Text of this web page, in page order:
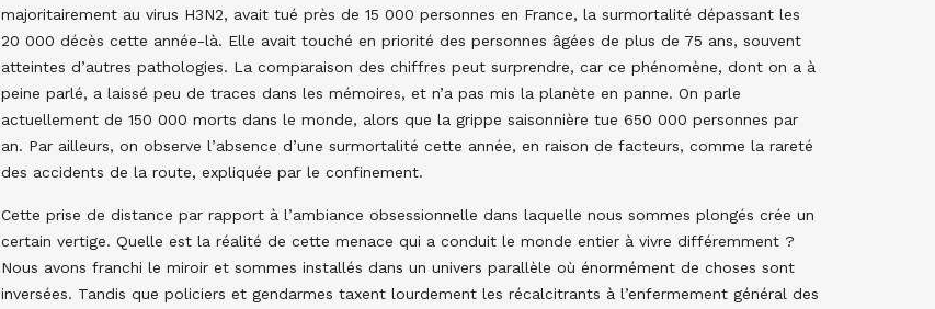
majoritairement au virus H3N2, avait tué près de 15 000 personnes en France, la surmortalité dépassant les
20 000 décès cette année-là. Elle avait touché en priorité des personnes âgées de plus de 75 ans, souvent
atteintes d’autres pathologies. La comparaison des chiffres peut surprendre, car ce phénomène, dont on a à
peine parlé, a laissé peu de traces dans les mémoires, et n’a pas mis la planète en panne. On parle
actuellement de 150 000 morts dans le monde, alors que la grippe saisonnière tue 650 000 personnes par
an. Par ailleurs, on observe l’absence d’une surmortalité cette année, en raison de facteurs, comme la rareté
des accidents de la route, expliquée par le confinement.
Cette prise de distance par rapport à l’ambiance obsessionnelle dans laquelle nous sommes plongés crée un
certain vertige. Quelle est la réalité de cette menace qui a conduit le monde entier à vivre différemment ?
Nous avons franchi le miroir et sommes installés dans un univers parallèle où énormément de choses sont
inversées. Tandis que policiers et gendarmes taxent lourdement les récalcitrants à l’enfermement général des